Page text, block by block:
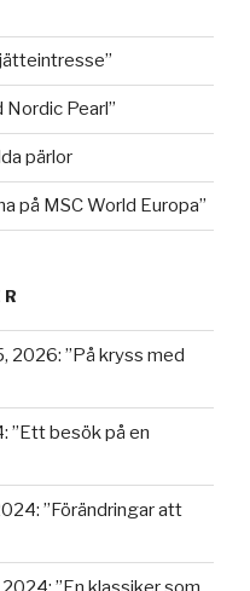
Pearl”
pärlor
på MSC World Europa”
2026: ”På kryss med
”Ett besök på en
”Förändringar att